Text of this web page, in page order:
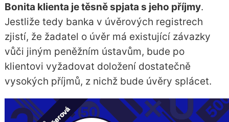
Bonita klienta je těsně spjata s jeho příjmy.
Jestliže tedy banka v úvěrových registrech
zjistí, že žadatel o úvěr má existující závazky
vůči jiným peněžním ústavům, bude po
klientovi vyžadovat doložení dostatečně
vysokých příjmů, z nichž bude úvěry splácet.